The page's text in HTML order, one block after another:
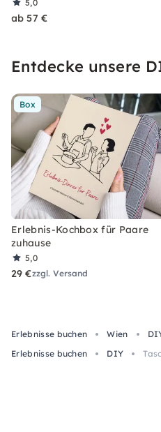
5,0
ab 57 €
Entdecke unsere
Box
Erlebnis-Kochbox für Paare
zuhause
5,0
29 €zzgl. Versand
Erlebnisse buchen Wien
Erlebnisse buchen
DIY